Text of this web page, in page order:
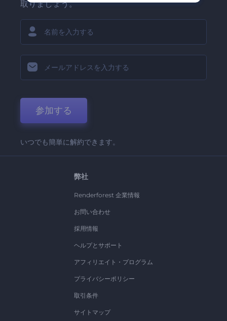
取りましょう。
参加する
いつでも簡単に解約できます。
弊社
Renderforest 企業情報
お問い合わせ
採用情報
ヘルプとサポート
アフィリエイト・プログラム
プライバシーポリシー
取引条件
サイトマップ